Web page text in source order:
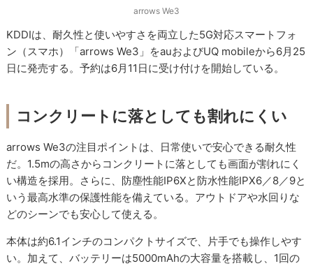
arrows We3
KDDIは、耐久性と使いやすさを両立した5G対応スマートフォ
ン（スマホ）「arrows We3」をauおよびUQ mobileから6月25
日に発売する。予約は6月11日に受け付けを開始している。
コンクリートに落としても割れにくい
arrows We3の注目ポイントは、日常使いで安心できる耐久性
だ。1.5mの高さからコンクリートに落としても画面が割れにく
い構造を採用。さらに、防塵性能IP6Xと防水性能IPX6／8／9と
いう最高水準の保護性能を備えている。アウトドアや水回りな
どのシーンでも安心して使える。
本体は約6.1インチのコンパクトサイズで、片手でも操作しやす
い。加えて、バッテリーは5000mAhの大容量を搭載し、1回の